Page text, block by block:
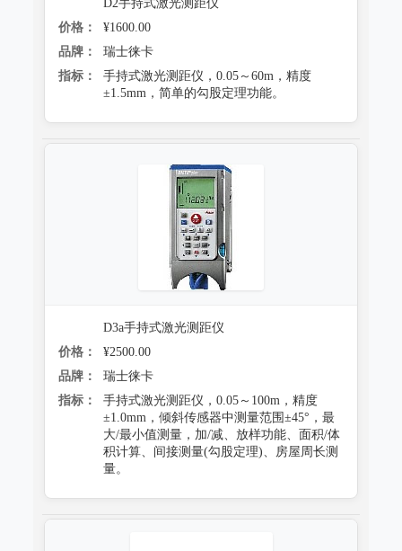
D2手持式激光测距仪
价格：
¥1600.00
品牌：
瑞士徕卡
指标：
手持式激光测距仪，0.05～60m，精度
±1.5mm，简单的勾股定理功能。
D3a手持式激光测距仪
价格：
¥2500.00
品牌：
瑞士徕卡
指标：
手持式激光测距仪，0.05～100m，精度
±1.0mm，倾斜传感器中测量范围±45°，最
大/最小值测量，加/减、放样功能、面积/体
积计算、间接测量(勾股定理)、房屋周长测
量。